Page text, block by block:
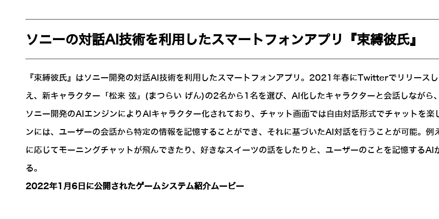
ソニーの対話AI技術を利用したスマートフォンアプリ『束縛彼氏』
『束縛彼氏』はソニー開発の対話AI技術を利用したスマートフォンアプリ。2021年春にTwitterでリリース
え、新キャラクター「松来 弦」(まつらい げん)の2名から1名を選び、AI化したキャラクターと会話しながら
ソニー開発のAIエンジンによりAIキャラクター化されており、チャット画面では自由対話形式でチャットを
ンには、ユーザーの会話から特定の情報を記憶することができ、それに基づいたAI対話を行うことが可能。
に応じてモーニングチャットが飛んできたり、好きなスイーツの話をしたりと、ユーザーのことを記憶する
る。
2022年1月6日に公開されたゲームシステム紹介ムービー